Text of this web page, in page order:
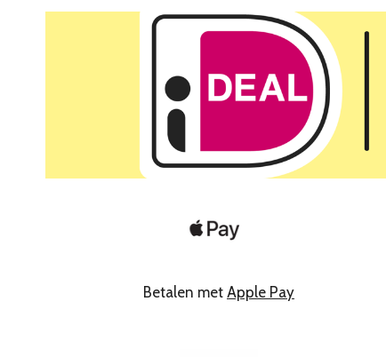
Betalen met Apple Pay